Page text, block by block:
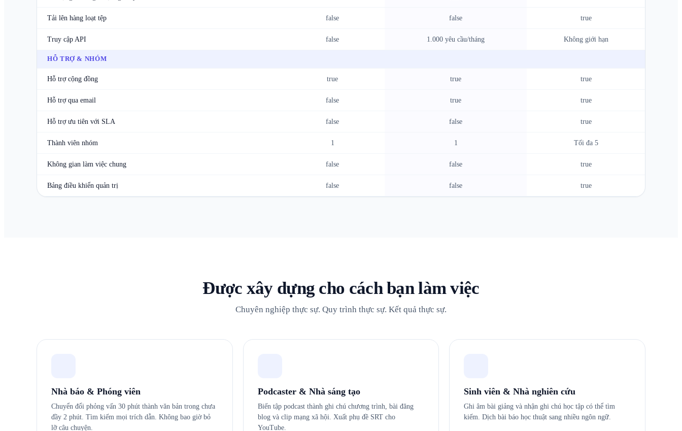
Tải lên hàng loạt tệp false false true
Truy cập API false 1.000 yêu cầu/tháng Không giới hạn
HỖ TRỢ & NHÓM
Hỗ trợ cộng đồng true true true
Hỗ trợ qua email false true true
Hỗ trợ ưu tiên với SLA false false true
Thành viên nhóm 1 1 Tối đa 5
Không gian làm việc chung false false true
Bảng điều khiển quản trị false false true
Được xây dựng cho cách bạn làm việc
Chuyên nghiệp thực sự. Quy trình thực sự. Kết quả thực sự.
Nhà báo & Phóng viên
Chuyển đổi phỏng vấn 30 phút thành văn bản trong chưa
đầy 2 phút. Tìm kiếm mọi trích dẫn. Không bao giờ bỏ
lỡ câu chuyện.
Podcaster & Nhà sáng tạo
Biến tập podcast thành ghi chú chương trình, bài đăng
blog và clip mạng xã hội. Xuất phụ đề SRT cho
YouTube.
Sinh viên & Nhà nghiên cứu
Ghi âm bài giảng và nhận ghi chú học tập có thể tìm
kiếm. Dịch bài báo học thuật sang nhiều ngôn ngữ.